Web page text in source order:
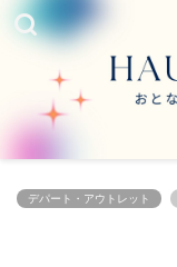
デパート・アウトレット